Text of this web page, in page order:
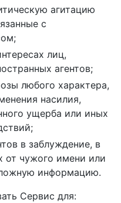
агитацию
с
лиц,
агентов;
любого характера,
насилия,
ущерба или иных
в заблуждение, в
от чужого имени или
информацию.
Сервис для: